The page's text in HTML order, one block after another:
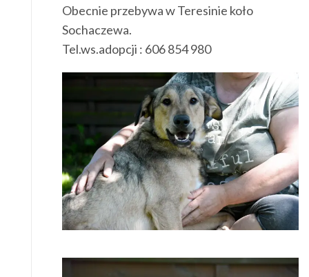
Obecnie przebywa w Teresinie koło
Sochaczewa.
Tel.ws.adopcji : 606 854 980